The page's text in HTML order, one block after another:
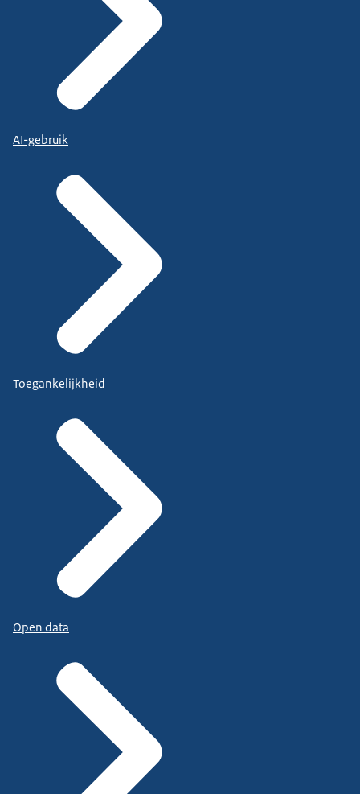
AI-gebruik
Toegankelijkheid
Open data